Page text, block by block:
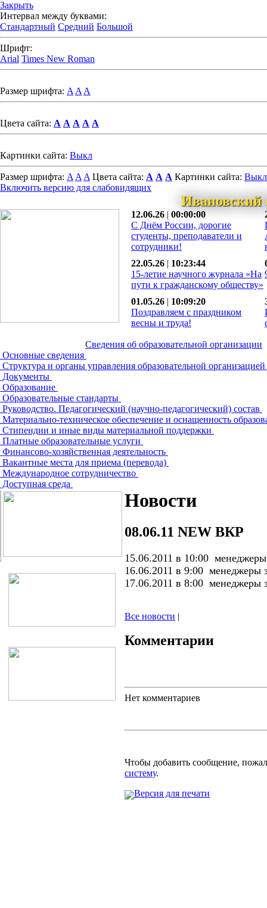
Закрыть
Интервал между буквами:
Стандартный Средний Большой
Шрифт:
Arial Times New Roman
Размер шрифта: A A A
Цвета сайта: A A A A A
Картинки сайта: Выкл
Размер шрифта: A A A Цвета сайта: A A A Картинки сайта: Выкл
Включить версию для слабовидящих
12.06.26 | 00:00:00
С Днём России, дорогие
студенты, преподаватели и
сотрудники!
22.05.26 | 10:23:44
15-летие научного журнала «На
пути к гражданскому обществу»
01.05.26 | 10:09:20
Поздравляем с праздником
весны и труда!
Сведения об образовательной организации
Основные сведения
Структура и органы управления образовательной организацией
Документы
Образование
Образовательные стандарты
Руководство. Педагогический (научно-педагогический) состав
Материально-техническое обеспечение и оснащенность
Стипендии и иные виды материальной поддержки
Платные образовательные услуги
Финансово-хозяйственная деятельность
Вакантные места для приема (перевода)
Международное сотрудничество
Доступная среда
Новости
08.06.11 NEW ВКР
15.06.2011 в 10:00 менеджеры
16.06.2011 в 9:00 менеджеры
17.06.2011 в 8:00 менеджеры
Все новости |
Комментарии
Нет комментариев
Чтобы добавить сообщение,
систему.
Версия для печати